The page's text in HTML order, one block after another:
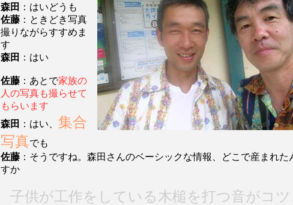
森田 ：はいどうも
佐藤 ：ときどき写真
撮りながらすすめま
す
森田 ：はい
佐藤 ：あとで家族の
人の写真も撮らせて
もらいます
森田 ：はい、 集合
写真でも
佐藤 ：そうですね。森田さんのベーシックな情報、どこで産まれた
すか
子供が工作をしている木槌を打つ音がコ